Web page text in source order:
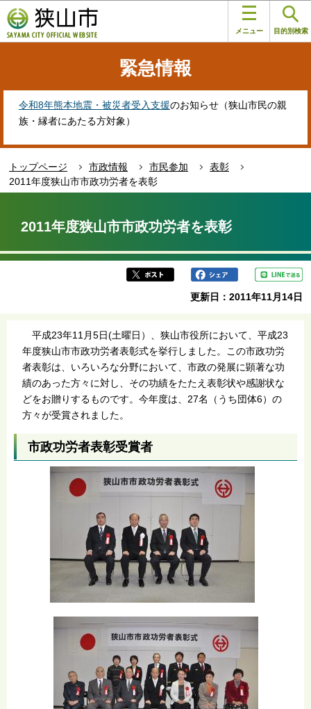
の
ペ
す
メニュー 目的別検索
緊急情報
令和8年熊本地震・被災者受入支援のお知らせ（狭山市民の親
族・縁者にあたる方対象）
トップページ 市政情報 市民参加
表彰
2011年度狭山市市政功労者を表彰
か
2011年度狭山市市政功労者を表彰
更新日：2011年11月14日
平成23年11月5日(土曜日）、狭山市役所において、平成23
年度狭山市市政功労者表彰式を挙行しました。この市政功労
者表彰は、いろいろな分野において、市政の発展に顕著な功
績のあった方々に対し、その功績をたたえ表彰状や感謝状な
どをお贈りするものです。今年度は、27名（うち団体6）の
方々が受賞されました。
市政功労者表彰受賞者